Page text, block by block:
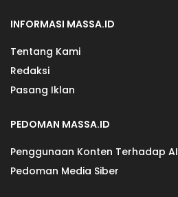
INFORMASI MASSA.ID
Tentang Kami
Redaksi
Pasang Iklan
PEDOMAN MASSA.ID
Penggunaan Konten Terhadap AI
Pedoman Media Siber